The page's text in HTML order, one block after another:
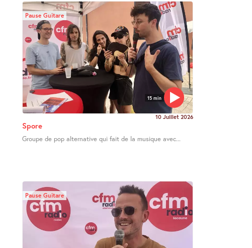
15 min
Pause Guitare
10 Juillet 2026
Spore
Groupe de pop alternative qui fait de la musique avec...
Pause Guitare